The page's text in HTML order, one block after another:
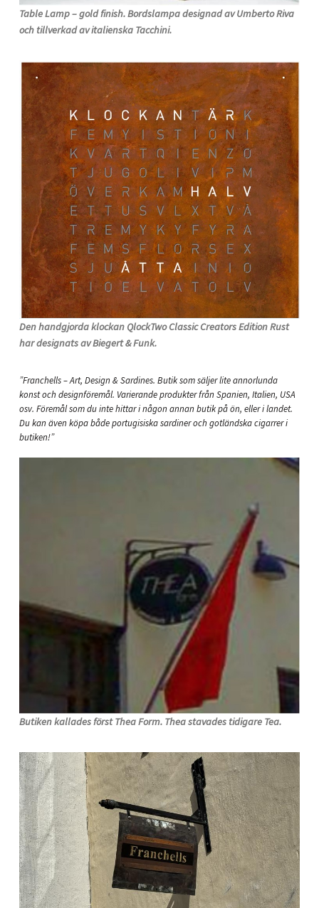
Table Lamp – gold finish. Bordslampa designad av Umberto Riva
och tillverkad av italienska Tacchini.
Den handgjorda klockan QlockTwo Classic Creators Edition Rust
har designats av Biegert & Funk.
”Franchells – Art, Design & Sardines. Butik som säljer lite annorlunda
konst och designföremål. Varierande produkter från Spanien, Italien, USA
osv. Föremål som du inte hittar i någon annan butik på ön, eller i landet.
Du kan även köpa både portugisiska sardiner och gotländska cigarrer i
butiken!”
Butiken kallades först Thea Form. Thea stavades tidigare Tea.